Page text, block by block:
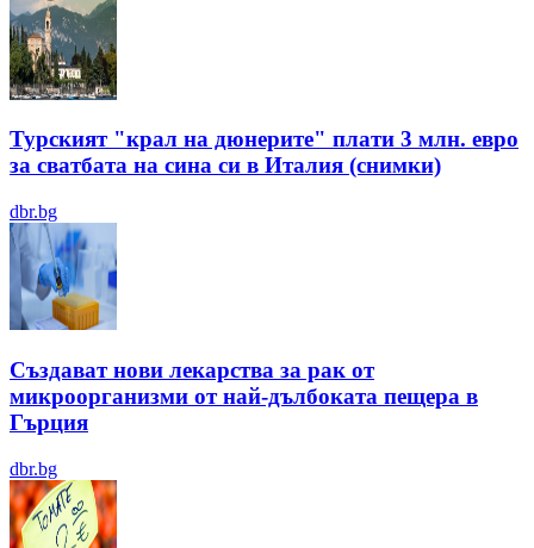
Турският "крал на дюнерите" плати 3 млн. евро
за сватбата на сина си в Италия (снимки)
dbr.bg
Създават нови лекарства за рак от
микроорганизми от най-дълбоката пещера в
Гърция
dbr.bg